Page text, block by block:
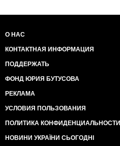
О НАС
КОНТАКТНАЯ ИНФОРМАЦИЯ
ПОДДЕРЖАТЬ
ФОНД ЮРИЯ БУТУСОВА
РЕКЛАМА
УСЛОВИЯ ПОЛЬЗОВАНИЯ
ПОЛИТИКА КОНФИДЕНЦИАЛЬНОСТИ
НОВИНИ УКРАЇНИ СЬОГОДНІ